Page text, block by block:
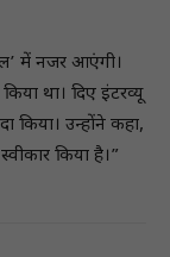
में नजर आएंगी।
था। दिए इंटरव्यू
किया। उन्होंने कहा,
किया है।”